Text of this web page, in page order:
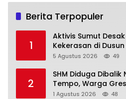
Berita Terpopuler
1
Aktivis Sumut
Kekerasan di
Gunung Malintang
5 Agustus 2026 49
2
SHM Diduga
Tempo, Warga
Rokok dan Somasi
1 Agustus 2026 48